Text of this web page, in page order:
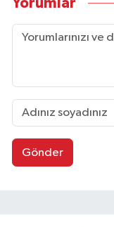
Yorumlar
Gönder